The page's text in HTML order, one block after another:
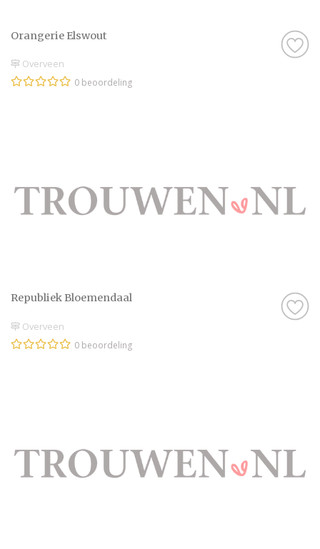
Orangerie Elswout
Overveen
0 beoordeling
Republiek Bloemendaal
Overveen
0 beoordeling